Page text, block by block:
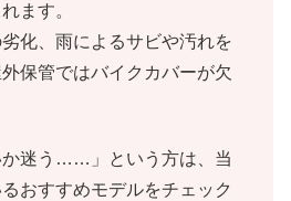
ます。
化、雨によるサビや汚れを
保管ではバイクカバーが欠
か迷う……」という方は、当
おすすめモデルをチェック